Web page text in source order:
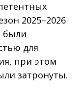
2025–2026
были
для
при этом
затронуты.